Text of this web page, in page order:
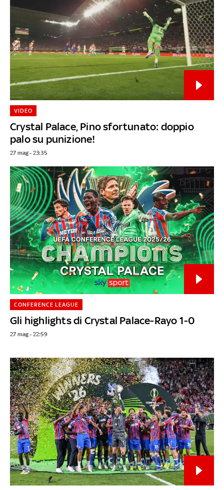
Crystal Palace, Pino sfortunato: doppio
palo su punizione!
VIDEO
27 mag - 23:35
Gli highlights di Crystal Palace-Rayo 1-0
CONFERENCE LEAGUE
27 mag - 22:59